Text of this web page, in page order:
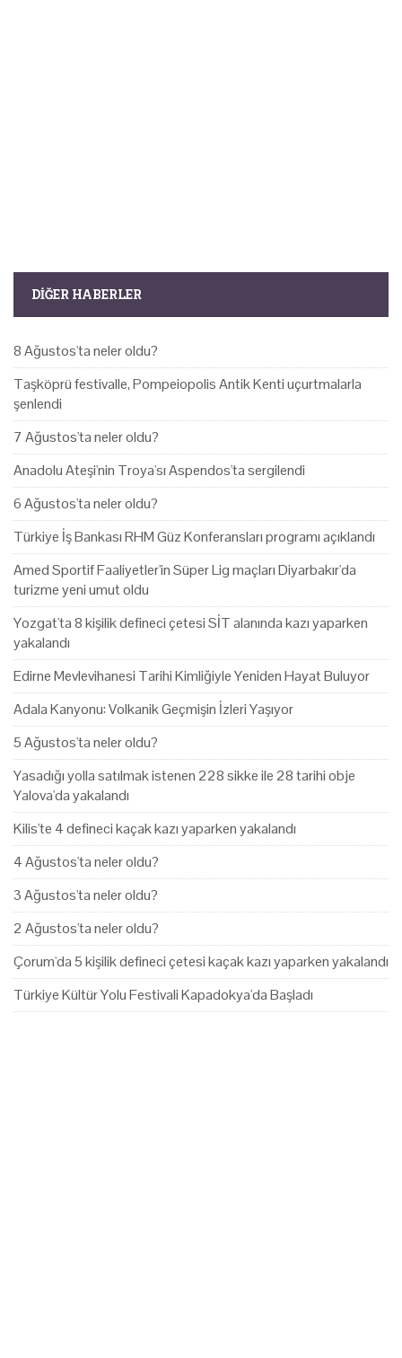
DIĞER HABERLER
8 Ağustos'ta neler oldu?
Taşköprü festivalle, Pompeiopolis Antik Kenti uçurtmalarla
şenlendi
7 Ağustos'ta neler oldu?
Anadolu Ateşi'nin Troya'sı Aspendos'ta sergilendi
6 Ağustos'ta neler oldu?
Türkiye İş Bankası RHM Güz Konferansları programı açıklandı
Amed Sportif Faaliyetler'in Süper Lig maçları Diyarbakır'da
turizme yeni umut oldu
Yozgat'ta 8 kişilik defineci çetesi SİT alanında kazı yaparken
yakalandı
Edirne Mevlevihanesi Tarihi Kimliğiyle Yeniden Hayat Buluyor
Adala Kanyonu: Volkanik Geçmişin İzleri Yaşıyor
5 Ağustos'ta neler oldu?
Yasadığı yolla satılmak istenen 228 sikke ile 28 tarihi obje
Yalova'da yakalandı
Kilis'te 4 defineci kaçak kazı yaparken yakalandı
4 Ağustos'ta neler oldu?
3 Ağustos'ta neler oldu?
2 Ağustos'ta neler oldu?
Çorum'da 5 kişilik defineci çetesi kaçak kazı yaparken yakalandı
Türkiye Kültür Yolu Festivali Kapadokya'da Başladı